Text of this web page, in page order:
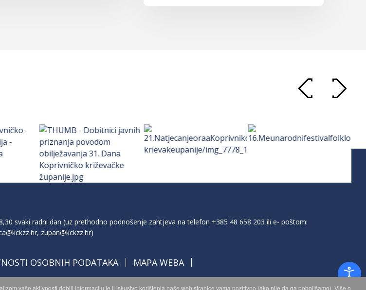
svaki radni dan (uz prethodno podnošenje zahtjeva na telefon +385 48 658 203 ili e- poštom:
, zupan@kckzz.hr)
OSOBNIH PODATAKA MAPA WEBA
vaše aktivnosti dobili informaciju je li iskustvo korištenja naše web stranice vama pozitivno (ako nije da ga poboljšamo). Više o